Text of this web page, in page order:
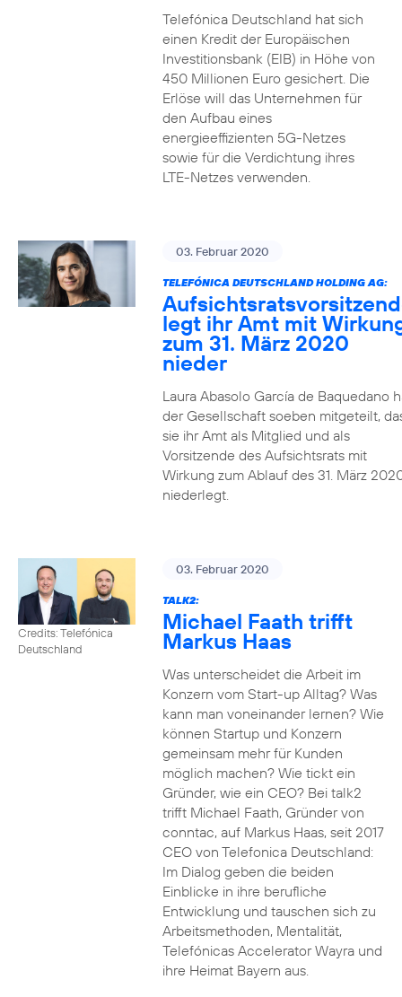
Telefónica Deutschland hat sich
einen Kredit der Europäischen
Investitionsbank (EIB) in Höhe von
450 Millionen Euro gesichert. Die
Erlöse will das Unternehmen für
den Aufbau eines
energieeffizienten 5G-Netzes
sowie für die Verdichtung ihres
LTE-Netzes verwenden.
03. Februar 2020
TELEFÓNICA DEUTSCHLAND HOLDING AG:
legt ihr Amt mit
zum 31. März 2020
nieder
Laura Abasolo García de Baquedano
der Gesellschaft soeben mitgeteilt,
sie ihr Amt als Mitglied und als
Vorsitzende des Aufsichtsrats mit
Wirkung zum Ablauf des 31. März
niederlegt.
Credits: Telefónica
Deutschland
03. Februar 2020
TALK2:
Michael Faath trifft
Markus Haas
Was unterscheidet die Arbeit im
Konzern vom Start-up Alltag? Was
kann man voneinander lernen? Wie
können Startup und Konzern
gemeinsam mehr für Kunden
möglich machen? Wie tickt ein
Gründer, wie ein CEO? Bei talk2
trifft Michael Faath, Gründer von
conntac, auf Markus Haas, seit 2017
CEO von Telefonica Deutschland:
Im Dialog geben die beiden
Einblicke in ihre berufliche
Entwicklung und tauschen sich zu
Arbeitsmethoden, Mentalität,
Telefónicas Accelerator Wayra und
ihre Heimat Bayern aus.